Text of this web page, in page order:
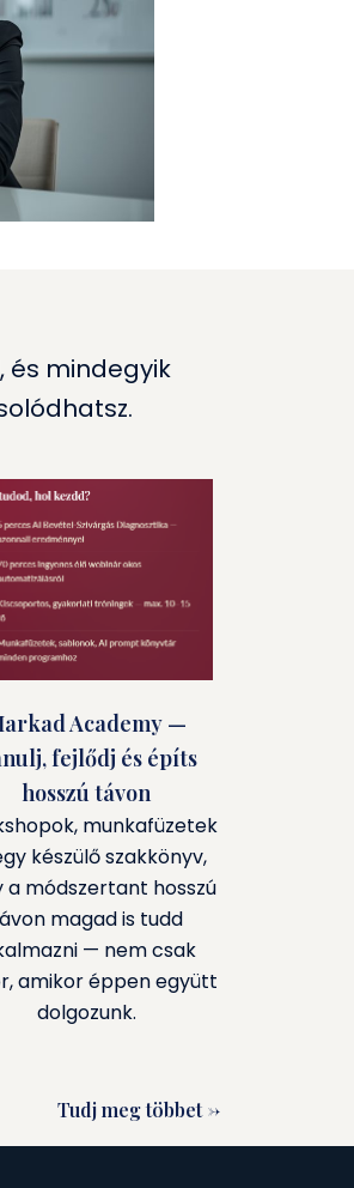
és mindegyik
Academy —
fejlődj és építs
hosszú távon
munkafüzetek
készülő szakkönyv,
a módszertant hosszú
magad is tudd
— nem csak
amikor éppen együtt
dolgozunk.
Tudj meg többet ->